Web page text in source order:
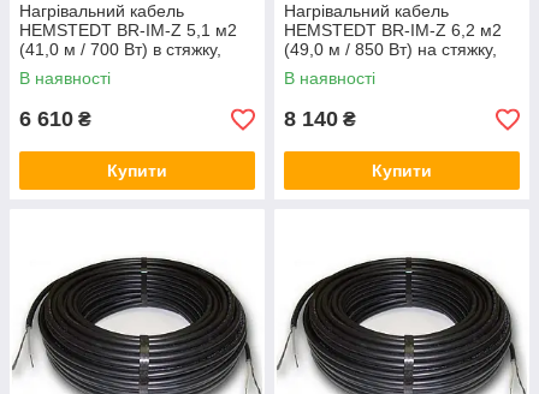
Нагрівальний кабель
HEMSTEDT BR-IM-Z 5,1 м2
(41,0 м / 700 Вт) в стяжку,
тепла підлога електричний
Хемштед
В наявності
6 610 ₴
Купити
Нагрівальний кабель
HEMSTEDT BR-IM-Z 6,2 м2
(49,0 м / 850 Вт) на стяжку,
тепла підлога електричний
Хемштед
В наявності
8 140 ₴
Купити